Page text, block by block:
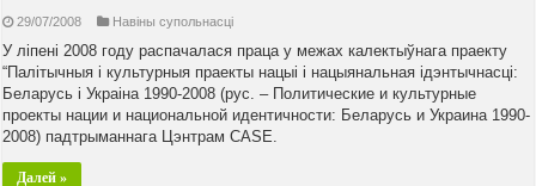
29/07/2008 Навiны супольнасцi
У ліпені 2008 году распачалася праца у межах калектыўнага праекту
“Палітычныя і культурныя праекты нацыі і нацыянальная ідэнтычнасці:
Беларусь і Украіна 1990-2008 (рус. – Политические и культурные
проекты нации и национальной идентичности: Беларусь и Украина 1990-
2008) падтрыманнага Цэнтрам CASE.
Далей »